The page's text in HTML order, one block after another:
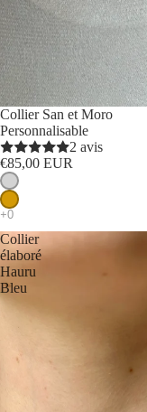
Collier San et Moro
Personnalisable
2 avis
€85,00 EUR
Collier
élaboré
Hauru
Bleu